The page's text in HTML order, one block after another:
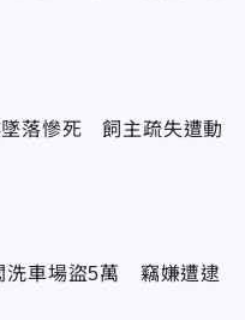
落慘死 飼主疏失遭動
洗車場盜5萬 竊嫌遭逮